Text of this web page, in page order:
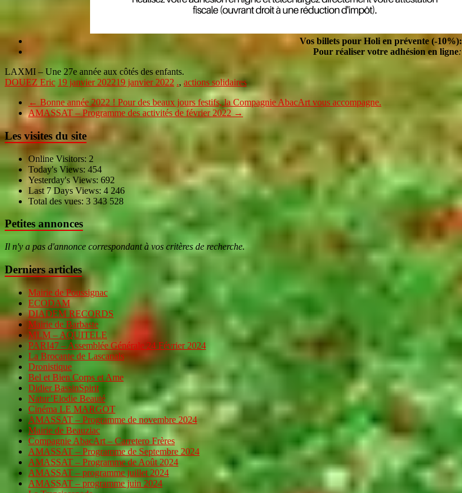
Vos billets pour Holi en prévente (-10%):
Pour réaliser votre adhésion en ligne:
LAXMI – Une 27e année aux côtés des enfants.
DOUEZ Eric 19 janvier 202219 janvier 2022 ., actions solidaires
← Bonne année 2022 ! Pour des beaux jours festifs, la Compagnie AbacArt vous accompagne.
AMASSAT – Programme des activités de février 2022 →
Les visites du site
Online Visitors: 2
Today's Views: 454
Yesterday's Views: 692
Last 7 Days Views: 4 246
Total des vues: 3 343 528
Petites annonces
Il n'y a pas d'annonce correspondant à vos critères de recherche.
Derniers articles
Mairie de Poussignac
ECODAM
DIADEM RECORDS
Mairie de Barbaste
MLM – AQUITELE
PARI47 – Assemblée Générale 24 Février 2024
La Brocante de Lascanals
Dronistique
Bel et Bien Corps et Ame
Didier BassinSpirit
Natur’Elodie Beauté
Cinéma LE MARGOT
AMASSAT – Programme de novembre 2024
Mairie de Beauziac
Compagnie AbacArt – Carretero Frères
AMASSAT – Programme de Septembre 2024
AMASSAT – Programme de Août 2024
AMASSAT – programme juillet 2024
AMASSAT – programme juin 2024